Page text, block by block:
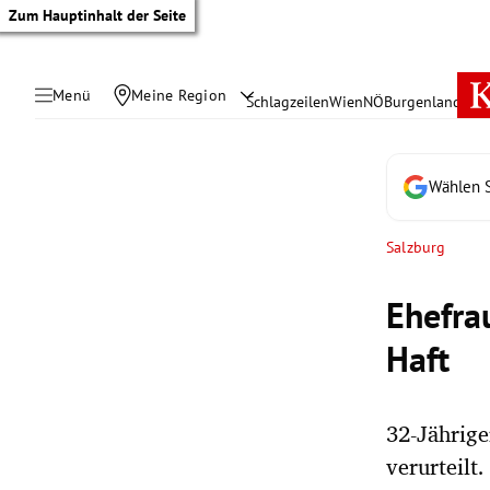
Zum Hauptinhalt der Seite
Menü Meine Region SchlagzeilenWienNÖBurgenland
Wählen
Salzburg
Haft
32-
verurteilt.